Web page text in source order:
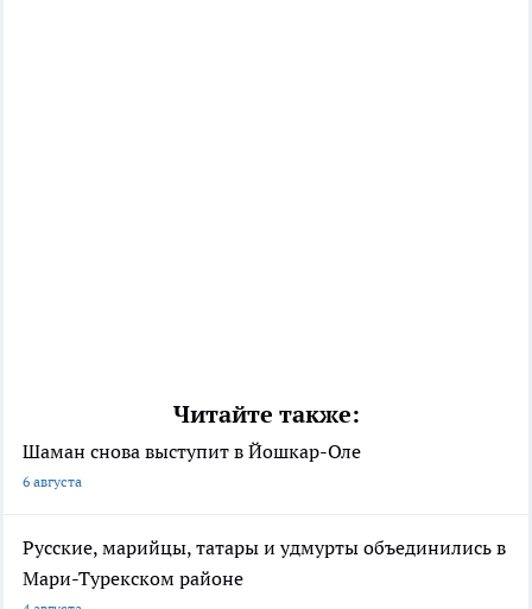
Читайте также:
Шаман снова выступит в Йошкар-Оле
6 августа
Русские, марийцы, татары и удмурты объединились в
Мари-Турекском районе